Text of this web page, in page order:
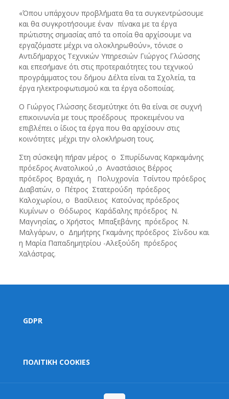
«Όπου υπάρχουν προβλήματα θα τα συγκεντρώσουμε
και θα συγκροτήσουμε έναν πίνακα με τα έργα
πρώτιστης σημασίας από τα οποία θα αρχίσουμε να
εργαζόμαστε μέχρι να ολοκληρωθούν», τόνισε ο
Αντιδήμαρχος Τεχνικών Υπηρεσιών Γιώργος Γλώσσης
και επεσήμανε ότι στις προτεραιότητες του τεχνικού
προγράμματος του δήμου Δέλτα είναι τα Σχολεία, τα
έργα ηλεκτροφωτισμού και τα έργα οδοποιίας.
Ο Γιώργος Γλώσσης δεσμεύτηκε ότι θα είναι σε συχνή
επικοινωνία με τους προέδρους προκειμένου να
επιβλέπει ο ίδιος τα έργα που θα αρχίσουν στις
κοινότητες μέχρι την ολοκλήρωση τους.
Στη σύσκεψη πήραν μέρος ο Σπυρίδωνας Καρκαμάνης
πρόεδρος Ανατολικού ,ο Αναστάσιος Βέρρος
πρόεδρος Βραχιάς, η Πολυχρονία Τσίντου πρόεδρος
Διαβατών, ο Πέτρος Στατερούδη πρόεδρος
Καλοχωρίου, ο Βασίλειος Κατούνας πρόεδρος
Κυμίνων ο Θόδωρος Καράδαλης πρόεδρος Ν.
Μαγνησίας, ο Χρήστος Μπαξεβάνης πρόεδρος Ν.
Μαλγάρων, ο Δημήτρης Γκαμάνης πρόεδρος Σίνδου και
η Μαρία Παπαδημητρίου -Αλεξούδη πρόεδρος
Χαλάστρας.
GDPR
ΠΟΛΙΤΙΚΗ COOKIES